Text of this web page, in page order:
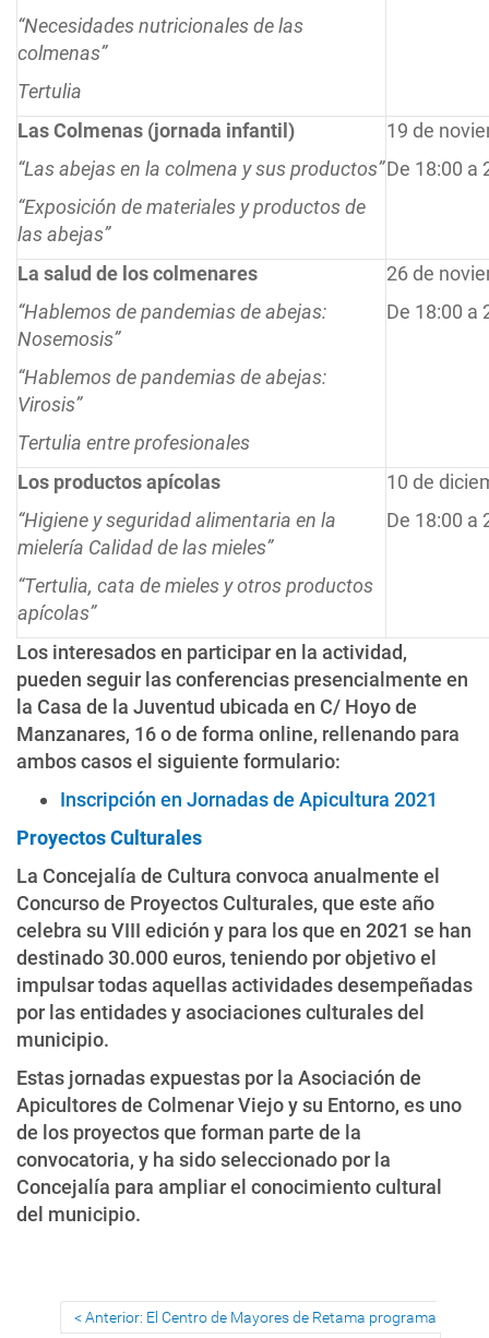
“Necesidades nutricionales de las
colmenas”
Tertulia
Las Colmenas (jornada infantil)
“Las abejas en la colmena y sus productos”
“Exposición de materiales y productos de
las abejas”
19 de
De 18:00 a
La salud de los colmenares
“Hablemos de pandemias de abejas:
Nosemosis”
“Hablemos de pandemias de abejas:
Virosis”
Tertulia entre profesionales
26 de
De 18:00 a
Los productos apícolas
“Higiene y seguridad alimentaria en la
mielería Calidad de las mieles”
“Tertulia, cata de mieles y otros productos
apícolas”
10 de
De 18:00 a
Los interesados en participar en la actividad,
pueden seguir las conferencias presencialmente en
la Casa de la Juventud ubicada en C/ Hoyo de
Manzanares, 16 o de forma online, rellenando para
ambos casos el siguiente formulario:
Inscripción en Jornadas de Apicultura 2021
Proyectos Culturales
La Concejalía de Cultura convoca anualmente el
Concurso de Proyectos Culturales, que este año
celebra su VIII edición y para los que en 2021 se han
destinado 30.000 euros, teniendo por objetivo el
impulsar todas aquellas actividades desempeñadas
por las entidades y asociaciones culturales del
municipio.
Estas jornadas expuestas por la Asociación de
Apicultores de Colmenar Viejo y su Entorno, es uno
de los proyectos que forman parte de la
convocatoria, y ha sido seleccionado por la
Concejalía para ampliar el conocimiento cultural
del municipio.
Anterior: El Centro de Mayores de Retama programa